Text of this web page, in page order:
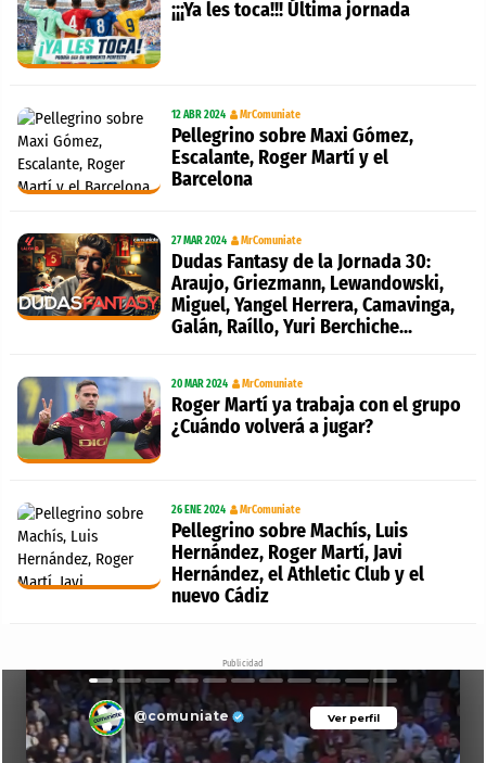
¡¡¡Ya les toca!!! Última jornada
12 ABR 2024 MrComuniate
Pellegrino sobre Maxi Gómez,
Escalante, Roger Martí y el
Barcelona
27 MAR 2024 MrComuniate
Dudas Fantasy de la Jornada 30:
Araujo, Griezmann, Lewandowski,
Miguel, Yangel Herrera, Camavinga,
Galán, Raíllo, Yuri Berchiche...
20 MAR 2024 MrComuniate
Roger Martí ya trabaja con el grupo
¿Cuándo volverá a jugar?
26 ENE 2024 MrComuniate
Pellegrino sobre Machís, Luis
Hernández, Roger Martí, Javi
Hernández, el Athletic Club y el
nuevo Cádiz
Publicidad
Ver perfil
@comuniate Ver perfil